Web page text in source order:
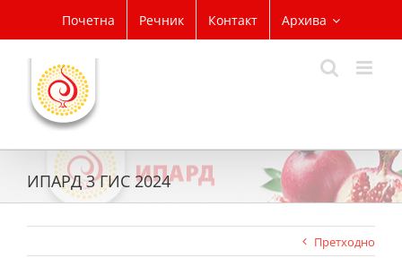
content
Почетна Речник Контакт Архива
ИПАРД 3 ГИС 2024
Претходно